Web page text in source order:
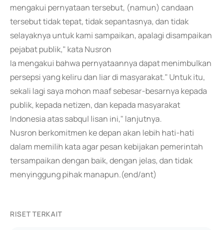
mengakui pernyataan tersebut, (namun) candaan
tersebut tidak tepat, tidak sepantasnya, dan tidak
selayaknya untuk kami sampaikan, apalagi disampaikan
pejabat publik," kata Nusron
Ia mengakui bahwa pernyataannya dapat menimbulkan
persepsi yang keliru dan liar di masyarakat." Untuk itu,
sekali lagi saya mohon maaf sebesar-besarnya kepada
publik, kepada netizen, dan kepada masyarakat
Indonesia atas sabqul lisan ini," lanjutnya.
Nusron berkomitmen ke depan akan lebih hati-hati
dalam memilih kata agar pesan kebijakan pemerintah
tersampaikan dengan baik, dengan jelas, dan tidak
menyinggung pihak manapun.(end/ant)
RISET TERKAIT